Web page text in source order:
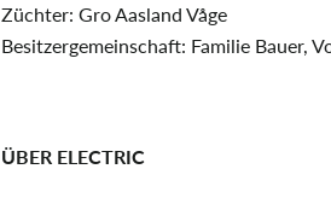
Züchter: Gro Aasland Våge
Besitzergemeinschaft: Familie Bauer,
ÜBER ELECTRIC